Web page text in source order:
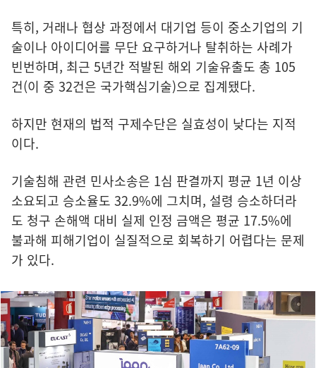
특히, 거래나 협상 과정에서 대기업 등이 중소기업의 기
술이나 아이디어를 무단 요구하거나 탈취하는 사례가
빈번하며, 최근 5년간 적발된 해외 기술유출도 총 105
건(이 중 32건은 국가핵심기술)으로 집계됐다.
하지만 현재의 법적 구제수단은 실효성이 낮다는 지적
이다.
기술침해 관련 민사소송은 1심 판결까지 평균 1년 이상
소요되고 승소율도 32.9%에 그치며, 설령 승소하더라
도 청구 손해액 대비 실제 인정 금액은 평균 17.5%에
불과해 피해기업이 실질적으로 회복하기 어렵다는 문제
가 있다.